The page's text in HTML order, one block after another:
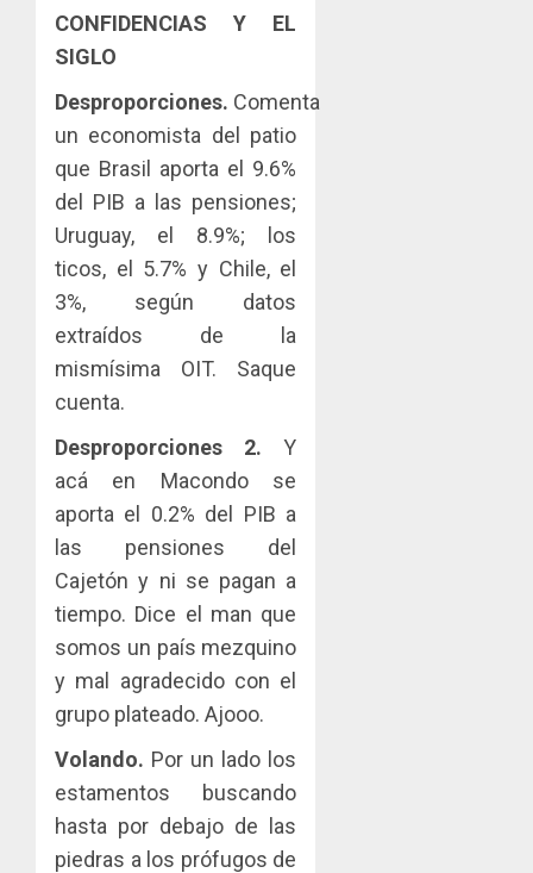
CONFIDENCIAS Y EL
SIGLO
Desproporciones. Comenta
un economista del patio
que Brasil aporta el 9.6%
del PIB a las pensiones;
Uruguay, el 8.9%; los
ticos, el 5.7% y Chile, el
3%, según datos
extraídos de la
mismísima OIT. Saque
cuenta.
Desproporciones 2.Y
acá en Macondo se
aporta el 0.2% del PIB a
las pensiones del
Cajetón y ni se pagan a
tiempo. Dice el man que
somos un país mezquino
y mal agradecido con el
grupo plateado. Ajooo.
Volando. Por un lado los
estamentos buscando
hasta por debajo de las
piedras a los prófugos de